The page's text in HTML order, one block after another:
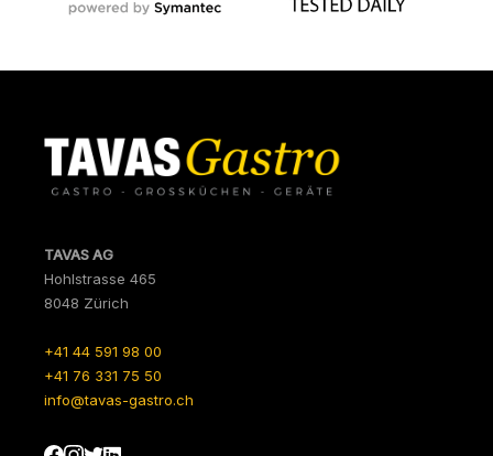
TAVAS AG
Hohlstrasse 465
8048 Zürich
+41 44 591 98 00
+41 76 331 75 50
info@tavas-gastro.ch